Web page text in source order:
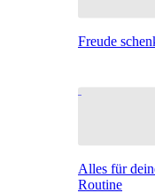
Freude
Alles für
Routine